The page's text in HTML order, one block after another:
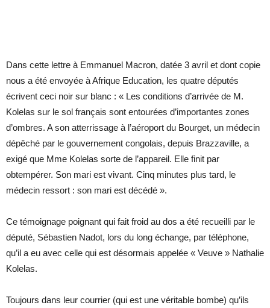
Dans cette lettre à Emmanuel Macron, datée 3 avril et dont copie
nous a été envoyée à Afrique Education, les quatre députés
écrivent ceci noir sur blanc : « Les conditions d’arrivée de M.
Kolelas sur le sol français sont entourées d’importantes zones
d’ombres. A son atterrissage à l’aéroport du Bourget, un médecin
dépêché par le gouvernement congolais, depuis Brazzaville, a
exigé que Mme Kolelas sorte de l’appareil. Elle finit par
obtempérer. Son mari est vivant. Cinq minutes plus tard, le
médecin ressort : son mari est décédé ».
Ce témoignage poignant qui fait froid au dos a été recueilli par le
député, Sébastien Nadot, lors du long échange, par téléphone,
qu’il a eu avec celle qui est désormais appelée « Veuve » Nathalie
Kolelas.
Toujours dans leur courrier (qui est une véritable bombe) qu’ils